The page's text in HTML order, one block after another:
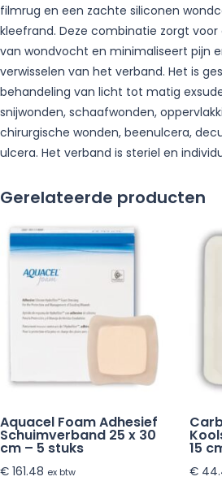
filmrug en een zachte siliconen
kleefrand. Deze combinatie zorgt
van wondvocht en minimaliseert pijn
verwisselen van het verband. Het is
behandeling van licht tot matig
snijwonden, schaafwonden,
chirurgische wonden, beenulcera,
ulcera. Het verband is steriel en
Gerelateerde producten
Aquacel Foam Adhesief
Schuimverband 25 x 30
cm – 5 stuks
€ 161.48 ex btw
15
€